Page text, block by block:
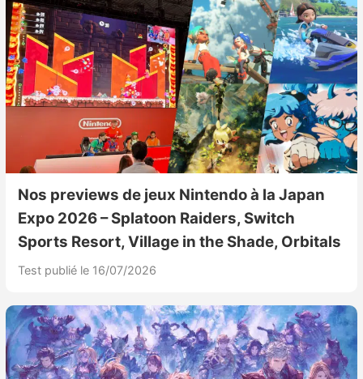
Nos previews de jeux Nintendo à la Japan
Expo 2026 – Splatoon Raiders, Switch
Sports Resort, Village in the Shade, Orbitals
Test publié le 16/07/2026